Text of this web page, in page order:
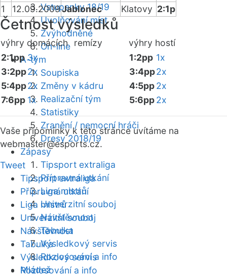
Vstupenky 18/19
Uvolňování míst
Zvýhodněné
On-line
A-tým
Soupiska
Změny v kádru
Realizační tým
Statistiky
Zranění / nemocní hráči
Dresy 2018/19
Zápasy
Tipsport extraliga
Přípravná utkání
Liga mistrů
Univerzitní souboj
Návštěvnost
Tabulka
Výsledkový servis
Rozlosování a info
Mládež
1
12.09.2009Jablonec Klatovy 2:1p
Četnost výsledků
výhry domácích remízy výhry hostí
2:1pp 3x
3:2pp2x
5:4pp2x
7:6pp 1x
1:2pp 1x
3:4pp2x
4:5pp2x
5:6pp2x
Vaše připomínky k této stránce uvítáme na
webmaster@esports.cz.
Tweet
Tipsport extraliga
Přípravná utkání
Liga mistrů
Univerzitní souboj
Návštěvnost
Tabulka
Výsledkový servis
Rozlosování a info